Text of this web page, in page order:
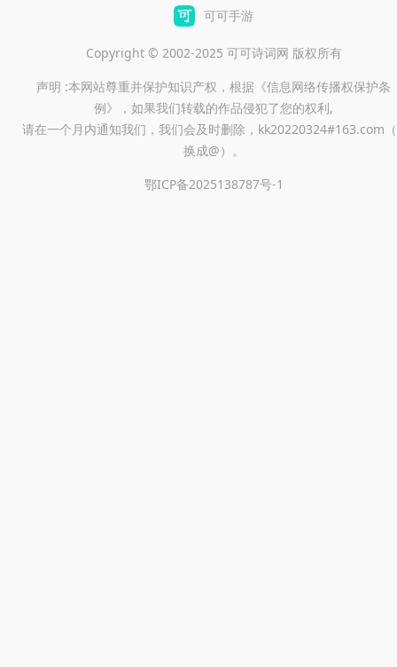
可可手游
Copyright © 2002-2025 可可诗词网 版权所有
声明 :本网站尊重并保护知识产权，根据《信息网络传播权保护条
例》，如果我们转载的作品侵犯了您的权利,
请在一个月内通知我们，我们会及时删除，kk20220324#163.com
换成@）。
鄂ICP备2025138787号-1